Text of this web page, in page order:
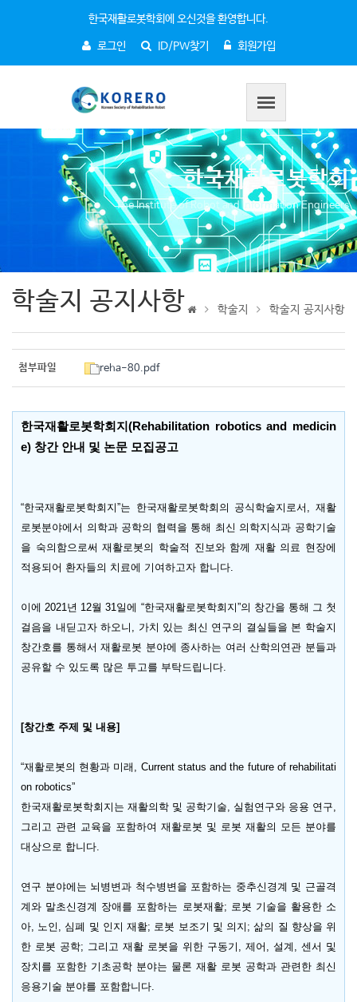
한국재활로봇학회에 오신것을 환영합니다.
로그인 ID/PW찾기 회원가입
한국재활로봇학회
The Institute of Robot and Information Engineers
학술지 공지사항 학술지 학술지 공지사항
첨부파일 reha-80.pdf
한국재활로봇학회지 (Rehabilitation robotics and medicin
e) 창간 안내 및 논문 모집공고
“한국재활로봇학회지”는 한국재활로봇학회의 공식학술지로서 ,재활
로봇분야에서 의학과 공학의 협력을 통해 최신 의학지식과 공학기술
을 숙의함으로써 재활로봇의 학술적 진보와 함께 재활 의료 현장에
적용되어 환자들의 치료에 기여하고자 합니다.
이에2021년 12월31일에 “한국재활로봇학회지”의 창간을 통해 그 첫
걸음을 내딛고자 하오니 , 가치 있는 최신 연구의 결실들을 본 학술지
창간호를 통해서 재활로봇 분야에 종사하는 여러 산학의연관 분들과
공유할 수 있도록 많은 투고를 부탁드립니다.
[창간호 주제 및 내용]
“재활로봇의 현황과 미래 , Current status and the future of rehabilitati
on robotics”
한국재활로봇학회지는 재활의학 및 공학기술, 실험연구와 응용 연구,
그리고 관련 교육을 포함하여 재활로봇 및 로봇 재활의 모든 분야를
대상으로 합니다.
연구 분야에는 뇌병변과 척수병변을 포함하는 중추신경계 및 근골격
계와 말초신경계 장애를 포함하는 로봇재활; 로봇 기술을 활용한 소
아, 노인 , 심폐 및 인지 재활; 로봇 보조기 및 의지 ;삶의 질 향상을 위
한 로봇 공학; 그리고 재활 로봇을 위한 구동기 , 제어 , 설계 , 센서 및
장치를 포함한 기초공학 분야는 물론 재활 로봇 공학과 관련한 최신
응용기술 분야를 포함합니다.